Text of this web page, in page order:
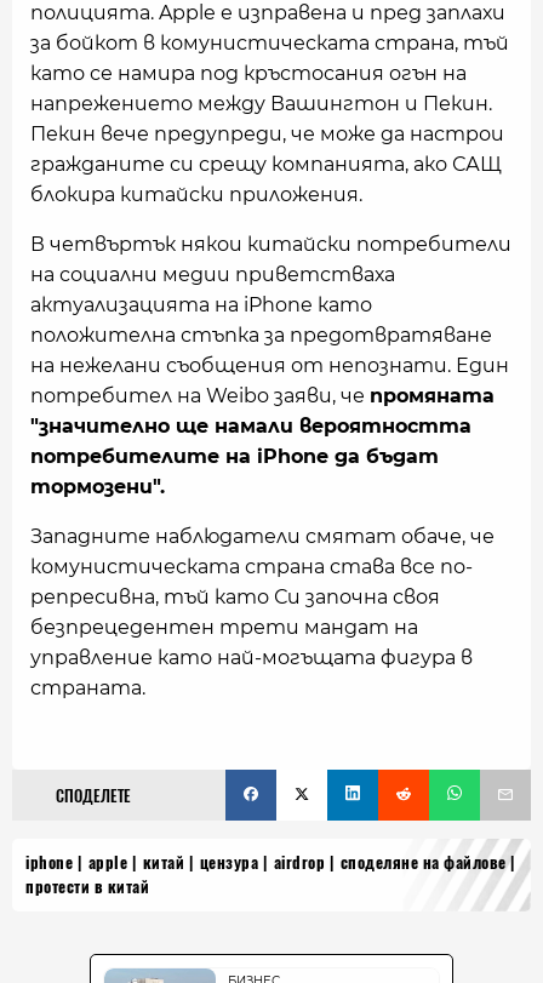
полицията. Apple е изправена и пред заплахи
за бойкот в комунистическата страна, тъй
като се намира под кръстосания огън на
напрежението между Вашингтон и Пекин.
Пекин вече предупреди, че може да настрои
гражданите си срещу компанията, ако САЩ
блокира китайски приложения.
В четвъртък някои китайски потребители
на социални медии приветстваха
актуализацията на iPhone като
положителна стъпка за предотвратяване
на нежелани съобщения от непознати. Един
потребител на Weibo заяви, че промяната
"значително ще намали вероятността
потребителите на iPhone да бъдат
тормозени".
Западните наблюдатели смятат обаче, че
комунистическата страна става все по-
репресивна, тъй като Си започна своя
безпрецедентен трети мандат на
управление като най-могъщата фигура в
страната.
СПОДЕЛЕТЕ
iphone apple китай цензура airdrop
споделяне на файлове
протести в китай